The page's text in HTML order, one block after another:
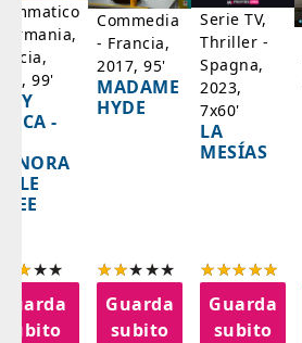
99'
-
subito
Commedia
- Francia,
2017, 95'
MADAME
HYDE
Guarda
subito
Serie TV,
Thriller -
Spagna,
2023,
7x60'
LA
MESÍAS
Guarda
subito